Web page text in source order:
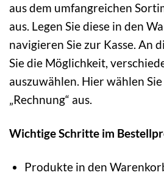
aus dem umfangreichen
aus. Legen Sie diese in den
navigieren Sie zur Kasse. An
Sie die Möglichkeit,
auszuwählen. Hier wählen
„Rechnung“ aus.
Wichtige Schritte im
Produkte in den